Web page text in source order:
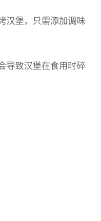
汉堡，只需添加调味
导致汉堡在食用时碎